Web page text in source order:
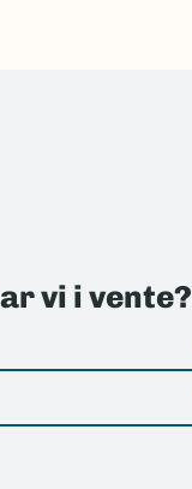
vi i vente?